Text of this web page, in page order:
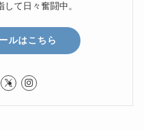
て日々奮闘中。
ルはこちら